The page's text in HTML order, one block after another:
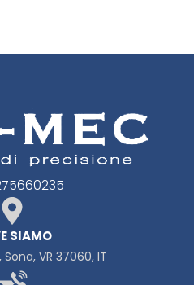
SIAMO
VR 37060, IT